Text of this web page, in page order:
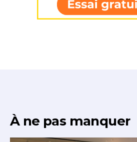
À ne pas manquer